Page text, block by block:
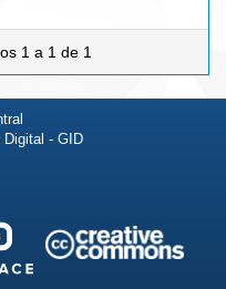
1 a 1 de 1
Digital - GID